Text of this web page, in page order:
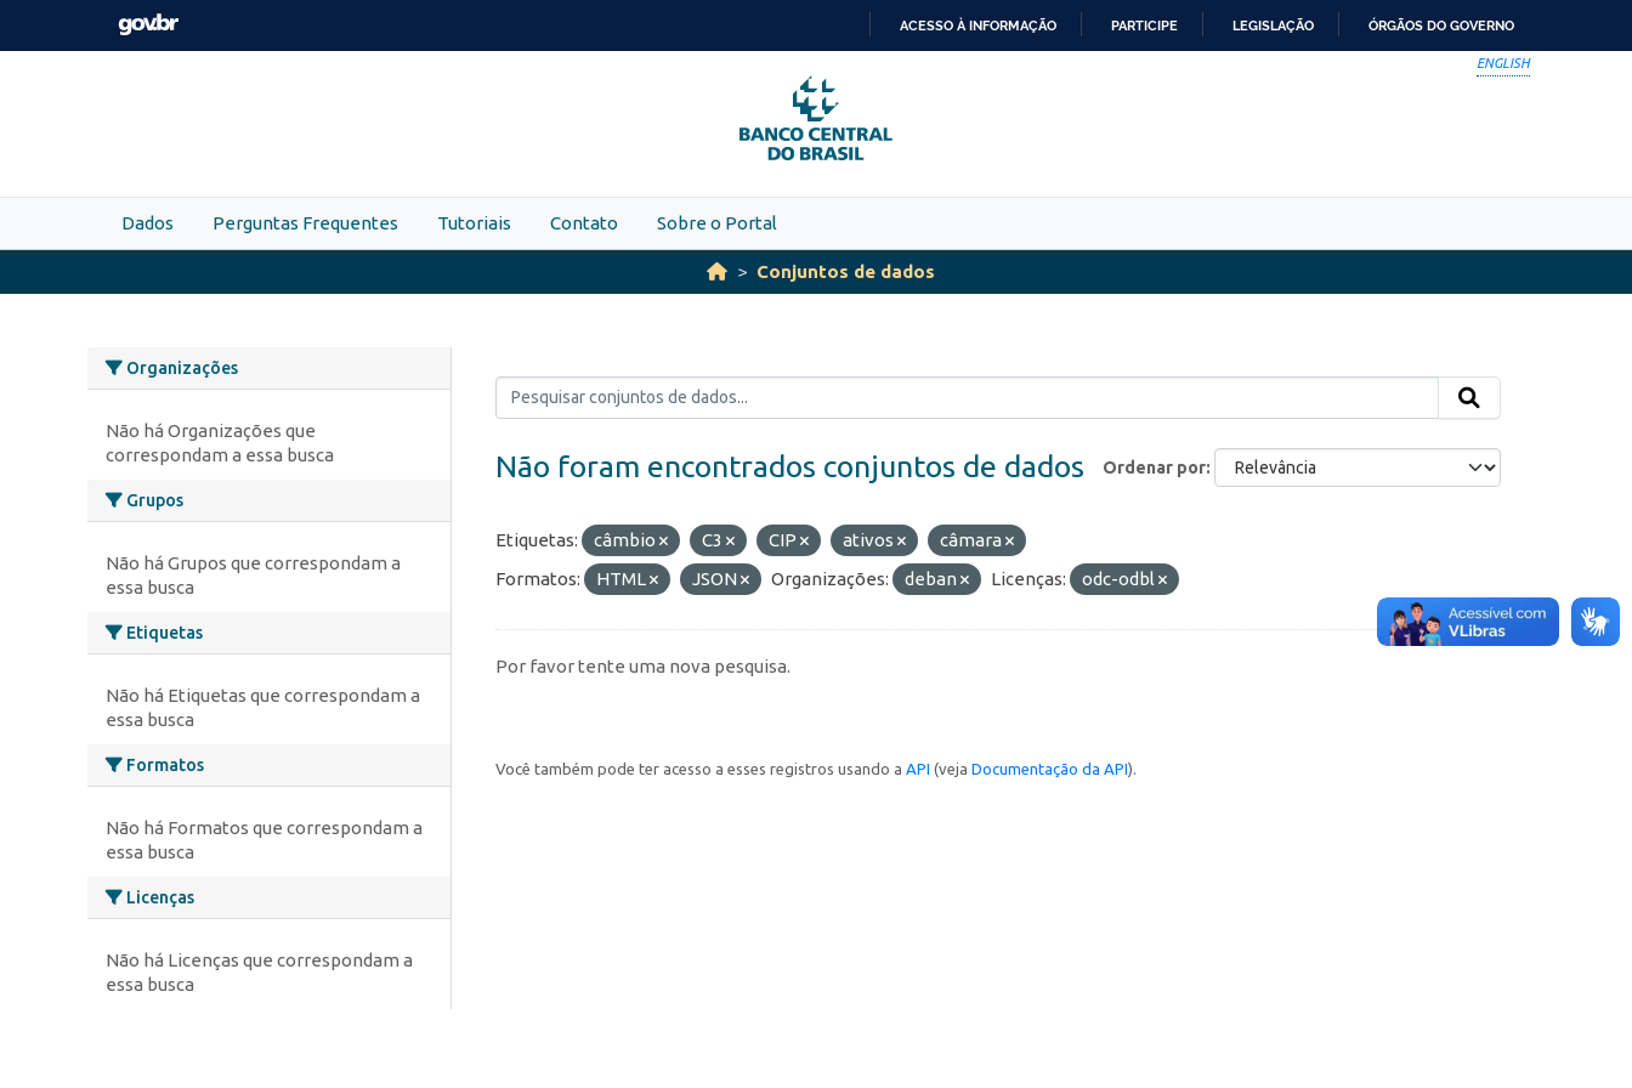
Skip to main content
PARA
O
CONTEÚDO
ACESSO À INFORMAÇÃO PARTICIPE LEGISLAÇÃO ÓRGÃOS DO GOVERNO
ENGLISH
Dados Perguntas Frequentes Tutoriais Contato Sobre o Portal
Conjuntos de dados
Organizações
Não há Organizações que
correspondam a essa busca
Grupos
Não há Grupos que correspondam a
essa busca
Etiquetas
Não há Etiquetas que correspondam a
essa busca
Formatos
Não há Formatos que correspondam a
essa busca
Licenças
Não há Licenças que correspondam a
essa busca
Ordenar por
Não foram encontrados conjuntos de dados
Etiquetas: câmbio C3 CIP ativos
câmara
Formatos:
HTML JSON Organizações: deban Licenças: odc-odbl
Por favor tente uma nova pesquisa.
Você também pode ter acesso a esses registros usando a API (veja Documentação da API).